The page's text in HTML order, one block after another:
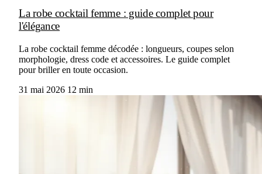
La robe cocktail femme : guide complet pour
l'élégance
La robe cocktail femme décodée : longueurs, coupes selon
morphologie, dress code et accessoires. Le guide complet
pour briller en toute occasion.
31 mai 2026 12 min